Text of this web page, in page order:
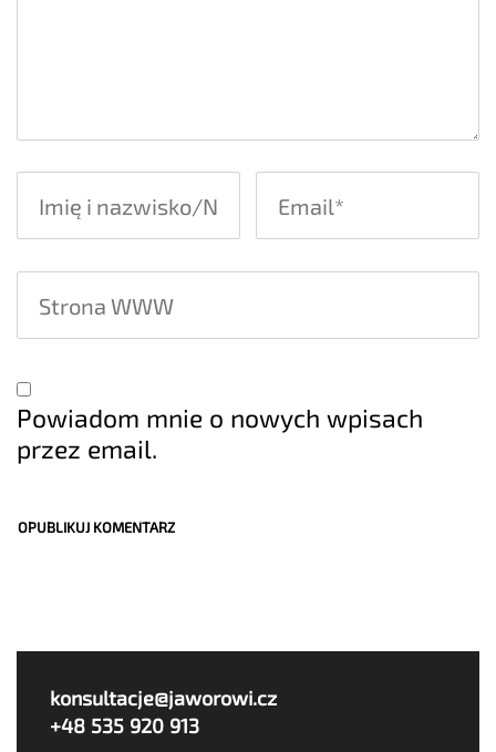
Powiadom mnie o nowych wpisach
przez email.
konsultacje@jaworowi.cz
+48 535 920 913